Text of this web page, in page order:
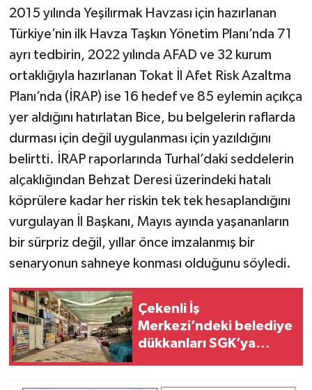
2015 yılında Yeşilırmak Havzası için hazırlanan
Türkiye’nin ilk Havza Taşkın Yönetim Planı’nda 71
ayrı tedbirin, 2022 yılında AFAD ve 32 kurum
ortaklığıyla hazırlanan Tokat İl Afet Risk Azaltma
Planı’nda (İRAP) ise 16 hedef ve 85 eylemin açıkça
yer aldığını hatırlatan Bice, bu belgelerin raflarda
durması için değil uygulanması için yazıldığını
belirtti. İRAP raporlarında Turhal’daki seddelerin
alçaklığından Behzat Deresi üzerindeki hatalı
köprülere kadar her riskin tek tek hesaplandığını
vurgulayan İl Başkanı, Mayıs ayında yaşananların
bir sürpriz değil, yıllar önce imzalanmış bir
senaryonun sahneye konması olduğunu söyledi.
Çekenli İş
Merkezi’ndeki belediye
dükkanları SGK’ya